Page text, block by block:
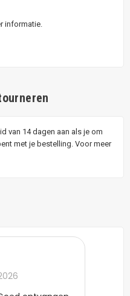
informatie.
van 14 dagen aan als je om
met je bestelling. Voor meer